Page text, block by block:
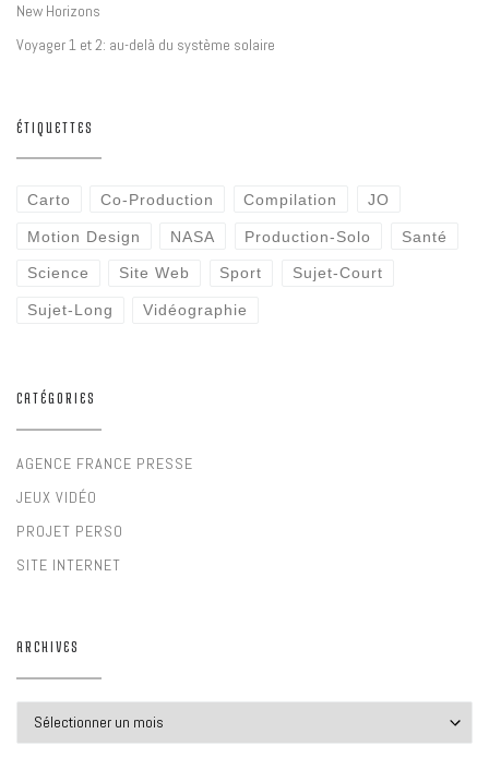
New Horizons
Voyager 1 et 2: au-delà du système solaire
ÉTIQUETTES
Carto Co-Production Compilation JO
Motion Design NASA Production-Solo Santé
Science Site Web Sport Sujet-Court
Sujet-Long Vidéographie
CATÉGORIES
AGENCE FRANCE PRESSE
JEUX VIDÉO
PROJET PERSO
SITE INTERNET
ARCHIVES